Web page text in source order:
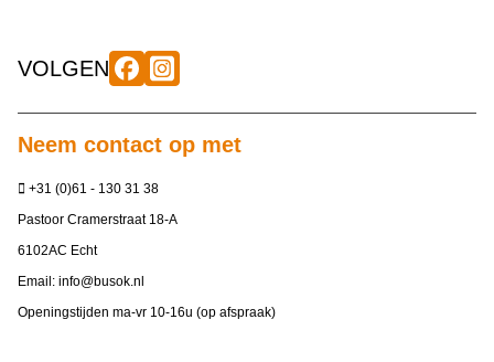
VOLGEN
Neem contact op met
+31 (0)61 - 130 31 38
Pastoor Cramerstraat 18-A
6102AC Echt
Email: info@busok.nl
Openingstijden ma-vr 10-16u (op afspraak)